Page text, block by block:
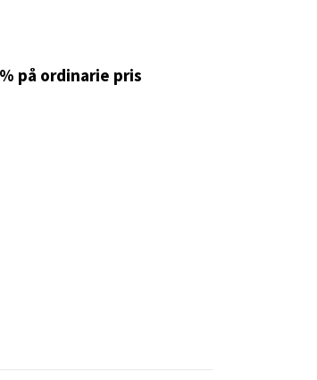
på ordinarie pris